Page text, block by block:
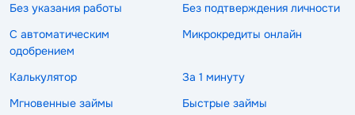
Без указания работы
Без подтверждения личности
С автоматическим
одобрением
Микрокредиты онлайн
Калькулятор
За 1 минуту
Мгновенные займы
Быстрые займы